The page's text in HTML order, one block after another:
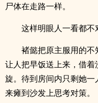
尸体在走路一样。
这样明眼人一看都不
褚懿把原主服用的
让人把早饭送上来，借
旋。待到房间内只剩她
来瘫到沙发上思考对策。